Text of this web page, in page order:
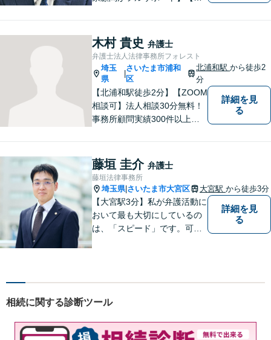
護士が労働雇用、債権回収、
商取引問題などに対応しま
す。中小企業さま、個人事業
主さまからのご相談に注力
【初回面談無料】
木村 貴史 弁護士
弁護士法人法律事務所フォレスト
埼玉
県
|
さいたま市浦和
区
北浦和駅から徒歩2
分
【北浦和駅徒歩2分】【ZOOM
相談可】法人相談30分無料！
事務所顧問実績300件以上！
的確に把握し、ご意向に沿え
るよう尽力いたします！業種
ごとに専門化したチームでの
サポート体制あり！ぜひ一度
ご相談ください。
詳細を見
る
藤垣 圭介 弁護士
藤垣法律事務所
埼玉県| さいたま市大宮区 大宮駅 から徒歩3分
【大宮駅3分】私が弁護活動に
おいて最も大切にしているの
は、「スピード」です。可能
で、少しでもご依頼者様の安
おります。
詳細を見
る
相続に関する診断ツール